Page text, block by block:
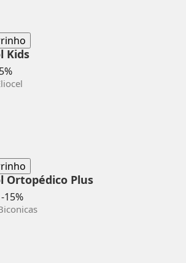
Kids
Preço
Ortopédico Plus
-15%Preço